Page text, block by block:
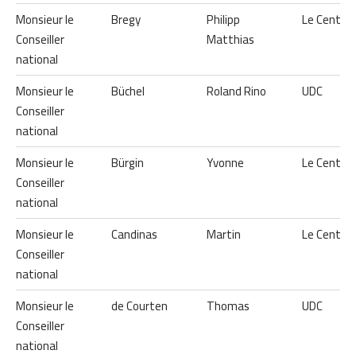
Monsieur le
Conseiller
national
Bregy
Philipp
Matthias
Le Centre
Monsieur le
Conseiller
national
Büchel Roland Rino UDC
Monsieur le
Conseiller
national
Bürgin Yvonne Le Centre
Monsieur le
Conseiller
national
Candinas Martin Le Centre
Monsieur le
Conseiller
national
de Courten Thomas UDC